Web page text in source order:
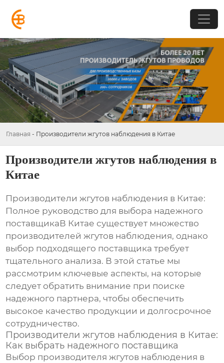
Главная - Производители жгутов наблюдения в Китае
Производители жгутов наблюдения в
Китае
Производители жгутов наблюдения в Китае:
Полное руководство для выбора надежного
поставщикаВ Китае существует множество
производителей жгутов наблюдения, однако
выбор подходящего поставщика требует
тщательного анализа. В этой статье мы
рассмотрим ключевые аспекты, на которые
следует обратить внимание при поиске
надежного партнера, чтобы обеспечить
высокое качество продукции и долгосрочное
сотрудничество.
Производители жгутов наблюдения в Китае:
Как выбрать надежного поставщика
Выбор производителя жгутов наблюдения в